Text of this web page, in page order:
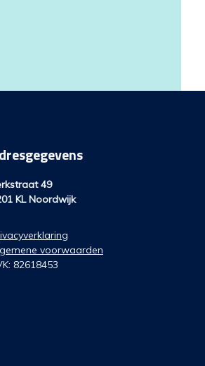
49
KL Noordwijk
voorwaarden
82618453